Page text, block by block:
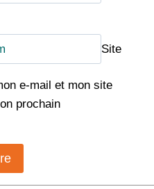
Site
e-mail et mon site
prochain